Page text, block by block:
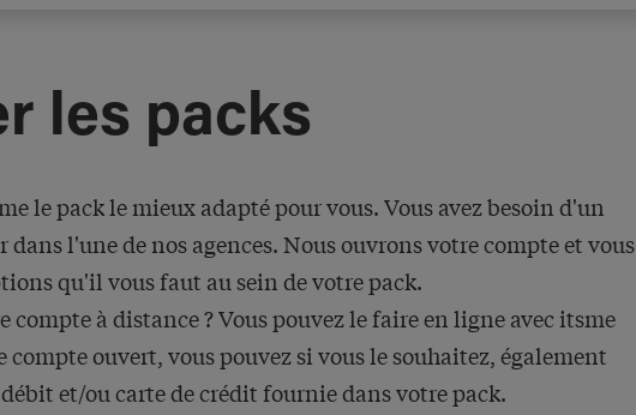
les packs
le pack le mieux adapté pour vous. Vous avez besoin d'un
dans l'une de nos agences. Nous ouvrons votre compte et vous
qu'il vous faut au sein de votre pack.
compte à distance ? Vous pouvez le faire en ligne avec itsme
compte ouvert, vous pouvez si vous le souhaitez, également
et/ou carte de crédit fournie dans votre pack.